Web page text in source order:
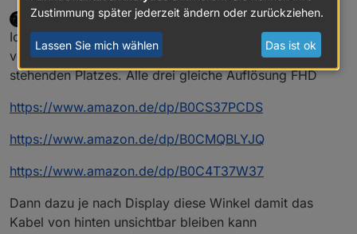
Online
wendy2702schrieb am22. Apr. 2025, 09:26
Ich nutze Touch Displays an drei stellen im Haus, drei
verschiedene wegen der Größe und des zur verfügung
stehenden Platzes. Alle drei gleiche Auflösung FHD
https://www.amazon.de/dp/B0CS37PCDS
https://www.amazon.de/dp/B0CMQBLYJQ
https://www.amazon.de/dp/B0C4T37W37
Dann dazu je nach Display diese Winkel damit das
Kabel von hinten unsichtbar bleiben kann
Zustimmung später jederzeit ändern oder zurückziehen.
Lassen Sie mich wählen Das ist ok